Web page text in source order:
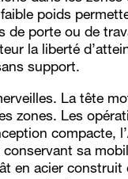
poids
de porte ou de
la liberté
support.
La tête
zones. Les
compacte,
sa
en acier